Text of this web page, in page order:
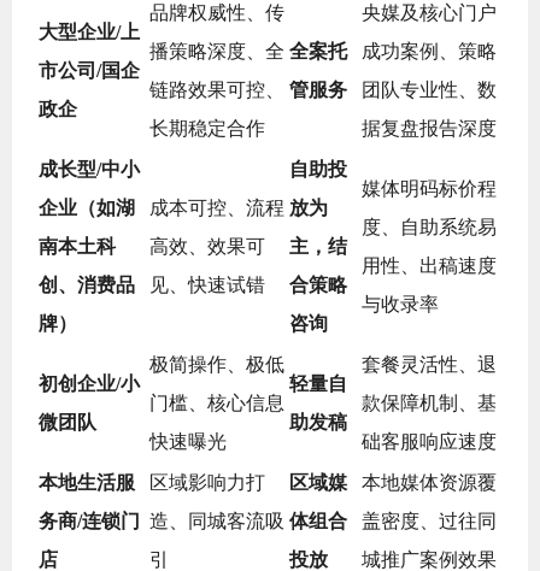
大型企业/上
市公司/国企
政企
品牌权威性、传
播策略深度、全
链路效果可控、
长期稳定合作
全案托
管服务
央媒及核心门户
成功案例、策略
团队专业性、数
据复盘报告深度
成长型/中小
企业（如湖
南本土科
创、消费品
牌）
成本可控、流程
高效、效果可
见、快速试错
自助投
放为
主，结
合策略
咨询
媒体明码标价程
度、自助系统易
用性、出稿速度
与收录率
初创企业/小
微团队
极简操作、极低
门槛、核心信息
快速曝光
轻量自
助发稿
套餐灵活性、退
款保障机制、基
础客服响应速度
本地生活服
务商/连锁门
店
区域影响力打
造、同城客流吸
引
区域媒
体组合
投放
本地媒体资源覆
盖密度、过往同
城推广案例效果